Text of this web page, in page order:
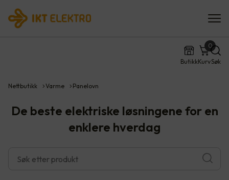
ButikkKurv
0
Søk
Nettbutikk Varme Panelovn
De beste elektriske løsningene for en
enklere hverdag